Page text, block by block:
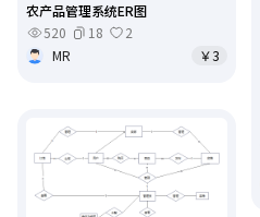
农产品管理系统ER图
520
18
2
MR
￥3